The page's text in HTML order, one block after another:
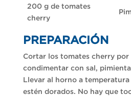
200 g de tomates
cherry
PREPARACIÓN
Cortar los tomates cherry por
condimentar con sal,
Llevar al horno a
estén dorados. No hay que